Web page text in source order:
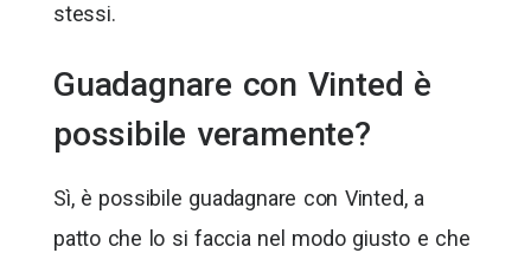
stessi.
Guadagnare con Vinted è
possibile veramente?
Sì, è possibile guadagnare con Vinted, a
patto che lo si faccia nel modo giusto e che